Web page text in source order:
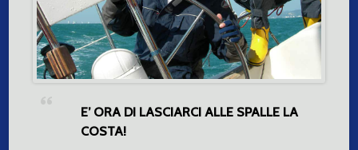
E’ ORA DI LASCIARCI ALLE SPALLE LA
COSTA!